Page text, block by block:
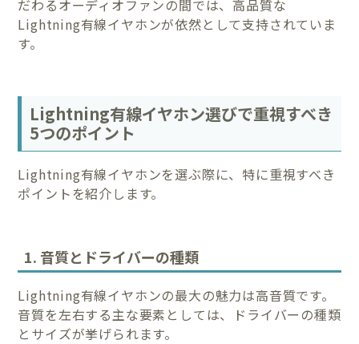
だわるオーディオファンの間では、高品質な
Lightning有線イヤホンが依然として支持されていま
す。
Lightning有線イヤホン選びで重視すべき
5つのポイント
Lightning有線イヤホンを選ぶ際に、特に重視すべき
ポイントを紹介します。
1. 音質とドライバーの種類
Lightning有線イヤホンの最大の魅力は高音質です。
音質を左右する主な要素としては、ドライバーの種類
とサイズが挙げられます。